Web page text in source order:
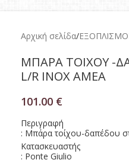
Αρχική σελίδα/
ΜΠΑΡΑ ΤΟΙΧΟΥ -
L/R ΙΝΟΧ ΑΜΕΑ
101.00 €
Περιγραφή
: Μπάρα τοίχου-δαπέδου
Κατασκευαστής
: Ponte Giulio